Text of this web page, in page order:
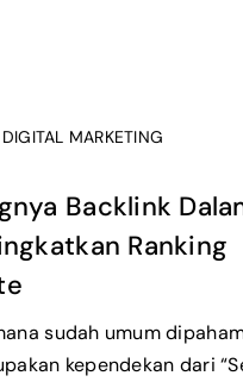
DIGITAL MARKETING
Backlink
Ranking
sudah umum
kependekan dari